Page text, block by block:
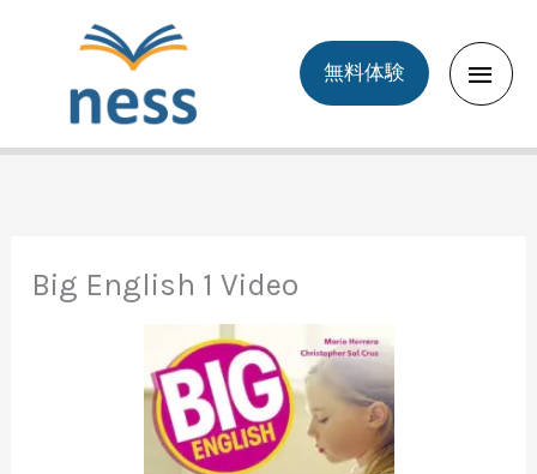
Main
無料体験
Big English 1 Video